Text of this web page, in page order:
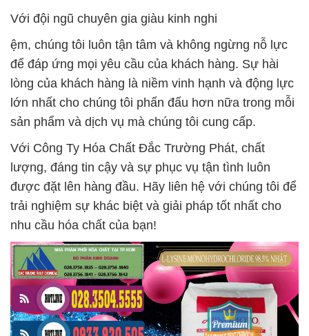
Với đội ngũ chuyên gia giàu kinh nghi
ệm, chúng tôi luôn tận tâm và không ngừng nỗ lực
để đáp ứng mọi yêu cầu của khách hàng. Sự hài
lòng của khách hàng là niềm vinh hạnh và động lực
lớn nhất cho chúng tôi phấn đấu hơn nữa trong mỗi
sản phẩm và dịch vụ mà chúng tôi cung cấp.
Với Công Ty Hóa Chất Đắc Trường Phát, chất
lượng, đáng tin cậy và sự phục vụ tận tình luôn
được đặt lên hàng đầu. Hãy liên hệ với chúng tôi để
trải nghiệm sự khác biệt và giải pháp tốt nhất cho
nhu cầu hóa chất của bạn!